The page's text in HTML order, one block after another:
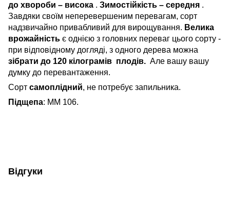
до хвороби – висока . Зимостійкість – середня .
Завдяки своїм неперевершеним перевагам, сорт
надзвичайно привабливий для вирощування. Велика
врожайність є однією з головних переваг цього сорту -
при відповідному догляді, з одного дерева можна
зібрати до 120 кілограмів плодів. Але вашу вашу
думку до перевантаження.
Сорт самоплідний, не потребує запильника.
Підщепа: ММ 106.
Відгуки